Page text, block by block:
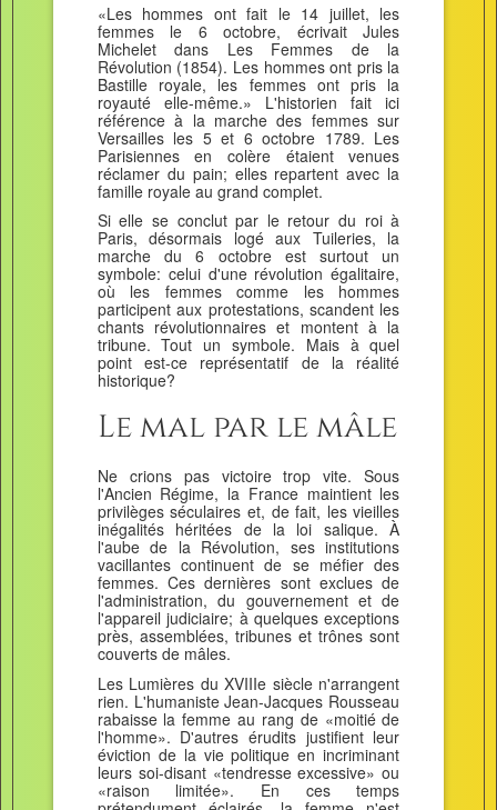
«Les hommes ont fait le 14 juillet, les
femmes le 6 octobre, écrivait Jules
Michelet dans Les Femmes de la
Révolution (1854). Les hommes ont pris la
Bastille royale, les femmes ont pris la
royauté elle-même.» L'historien fait ici
référence à la marche des femmes sur
Versailles les 5 et 6 octobre 1789. Les
Parisiennes en colère étaient venues
réclamer du pain; elles repartent avec la
famille royale au grand complet.
Si elle se conclut par le retour du roi à
Paris, désormais logé aux Tuileries, la
marche du 6 octobre est surtout un
symbole: celui d'une révolution égalitaire,
où les femmes comme les hommes
participent aux protestations, scandent les
chants révolutionnaires et montent à la
tribune. Tout un symbole. Mais à quel
point est-ce représentatif de la réalité
historique?
Le mal par le mâle
Ne crions pas victoire trop vite. Sous
l'Ancien Régime, la France maintient les
privilèges séculaires et, de fait, les vieilles
inégalités héritées de la loi salique. À
l'aube de la Révolution, ses institutions
vacillantes continuent de se méfier des
femmes. Ces dernières sont exclues de
l'administration, du gouvernement et de
l'appareil judiciaire; à quelques exceptions
près, assemblées, tribunes et trônes sont
couverts de mâles.
Les Lumières du XVIIIe siècle n'arrangent
rien. L'humaniste Jean-Jacques Rousseau
rabaisse la femme au rang de «moitié de
l'homme». D'autres érudits justifient leur
éviction de la vie politique en incriminant
leurs soi-disant «tendresse excessive» ou
«raison limitée». En ces temps